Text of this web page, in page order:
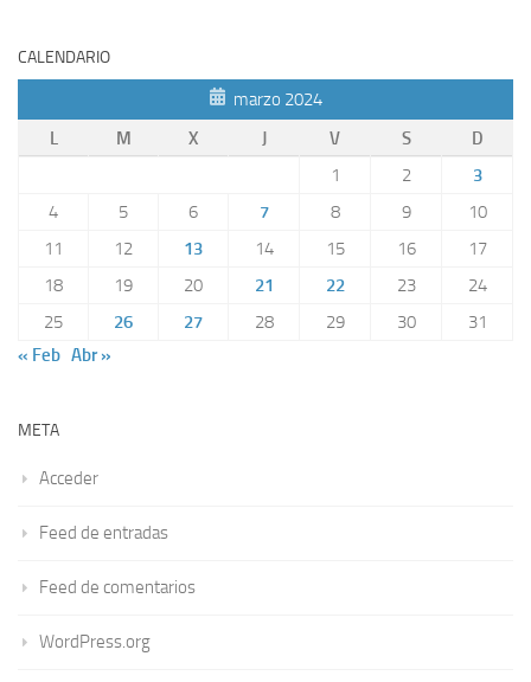
CALENDARIO
marzo 2024
L
M X J V S
D
1
2
3
4
5 6 7 8 9
10
11
12 13 14 15 16
17
18
19 20 21 22 23
24
25
26 27 28 29 30
31
« Feb Abr »
META
Acceder
Feed de entradas
Feed de comentarios
WordPress.org